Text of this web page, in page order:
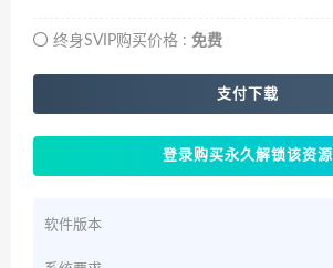
终身SVIP购买价格 : 免费
支付下载
登录购买永久解锁该资源
软件版本